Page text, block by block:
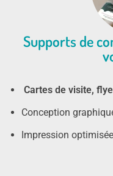
Supports de
Cartes de visite,
Conception
Impression